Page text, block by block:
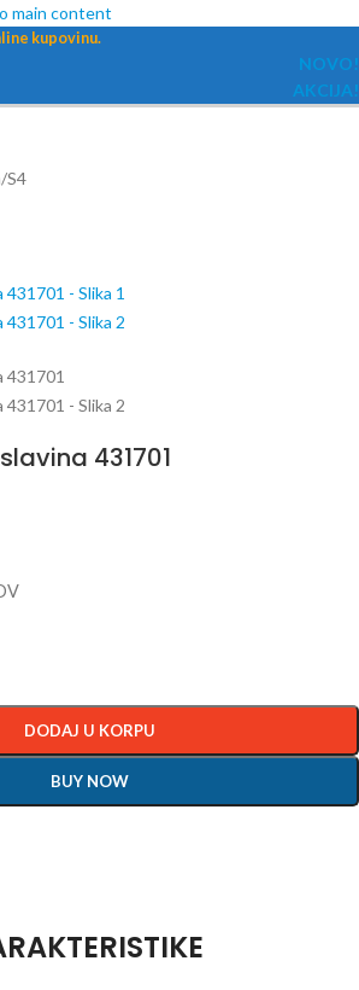
main content
kupovinu.
NOVO!
AKCIJA!
/S4
431701
DODAJ U KORPU
BUY NOW